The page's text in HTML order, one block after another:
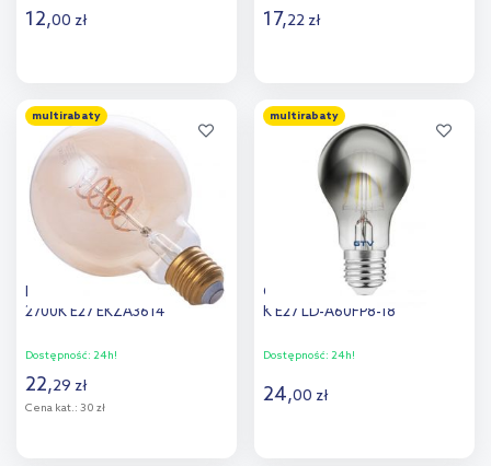
12,00 zł
Dodaj do
porównania
17,22 zł
Dodaj do
porównania
multirabaty
Milagro żarówka LED 1x4W
2700K E27 EKZA3614
Dostępność: 24h!
22,29 zł
Cena kat.: 30 zł
multirabaty
GTV żarówka LED 1x8 W 1800
K E27 LD-A60FP8-18
Dostępność: 24h!
24,00 zł